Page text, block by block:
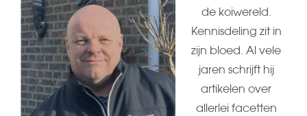
de koiwereld.
Kennisdeling zit in
zijn bloed. Al vele
jaren schrijft hij
artikelen over
allerlei facetten